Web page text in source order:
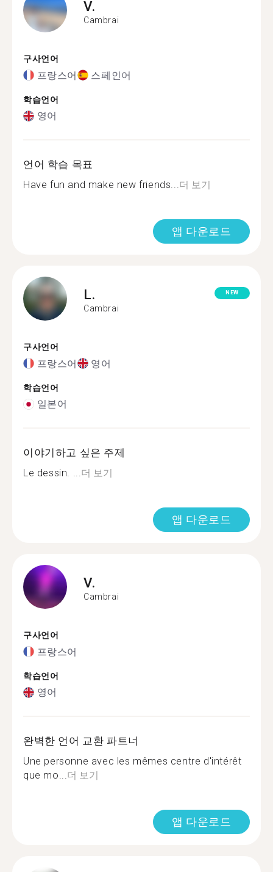
V.
Cambrai
구사언어
프랑스어 스페인어
학습언어
영어
언어 학습 목표
Have fun and make new friends...더 보기
앱 다운로드
L.
Cambrai
NEW
구사언어
프랑스어 영어
학습언어
일본어
이야기하고 싶은 주제
Le dessin. ...더 보기
앱 다운로드
V.
Cambrai
구사언어
프랑스어
학습언어
영어
완벽한 언어 교환 파트너
Une personne avec les mêmes centre d'intérêt
que mo...더 보기
앱 다운로드